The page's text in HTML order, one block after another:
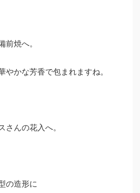
前焼へ。
やかな芳香で包まれますね。
さんの花入へ。
の造形に